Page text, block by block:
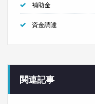
補助金
資金調達
関連記事